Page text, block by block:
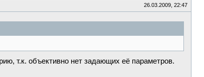
26.03.2009, 22:47
т.к. объективно нет задающих её параметров.